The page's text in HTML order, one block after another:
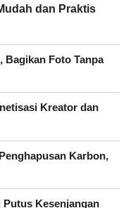
dan Praktis
Bagikan Foto Tanpa
Kreator dan
Karbon,
Putus Kesenjangan